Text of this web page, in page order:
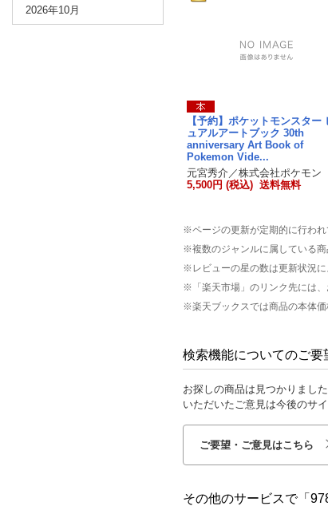
2026年10月
【予約】ポケットモンスター
ュアルアートブック 30th
anniversary Art Book of
Pokemon Vide...
元宮秀介／株式会社ポケモン
5,500円 (税込) 送料無料
※ページの更新が定期的に行われ
※複数のジャンルに属している商
※レビューの星の数は更新状況に
※「楽天市場」のリンク先には、
※楽天ブックスでは商品の本体
検索機能についてのご要
お探しの商品は見つかりまし
いただいたご意見は今後のサ
ご要望・ご意見はこちら
その他のサービスで「